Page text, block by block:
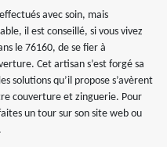
avec soin, mais
il est conseillé, si vous vivez
le 76160, de se fier à
Cet artisan s’est forgé sa
solutions qu’il propose s’avèrent
couverture et zinguerie. Pour
un tour sur son site web ou